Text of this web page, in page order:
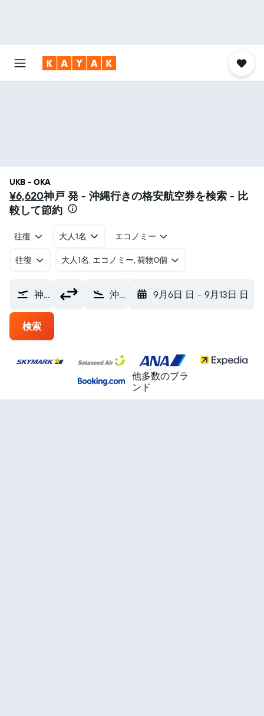
UKB - OKA
¥6,620神戸 発 - 沖縄​行きの格安航空券を検索 - 比
較して節約
往復 大人1名 エコノミー
往復 ​大人1名, エコノミー, 荷物0個
神戸空港 (UKB) 沖縄市 那覇空港 (OKA) 9月6日 日 - 9月13日 日
検索
他多数のブラ
ンド